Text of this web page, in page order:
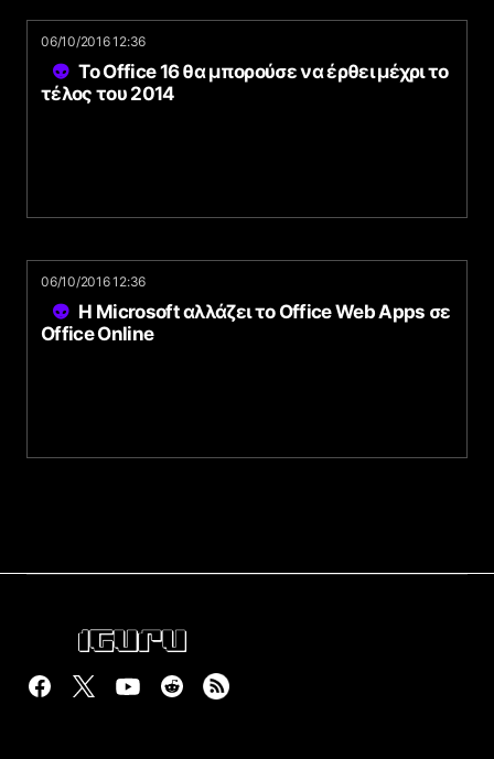
06/10/2016 12:36
Το Office 16 θα μπορούσε να έρθει μέχρι το
τέλος του 2014
06/10/2016 12:36
Η Microsoft αλλάζει το Office Web Apps σε
Office Online